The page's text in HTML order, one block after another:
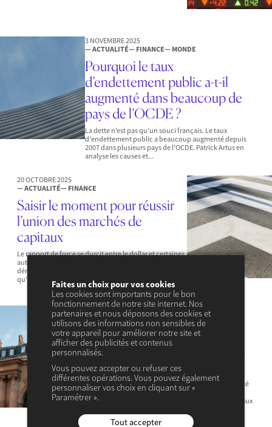
3 NOVEMBRE 2025
— ACTUALITÉ— FINANCE— MONDE
Pourquoi le taux
d’endettement public a-t-il
augmenté dans beaucoup de
pays de l’OCDE ?
La dette n’est pas qu’un souci français. Le taux
d'endettement public a beaucoup augmenté depuis
2007 dans plusieurs pays de l'OCDE. Patrick Artus en
analyse les causes et...
20 OCTOBRE 2025
— ACTUALITÉ— FINANCE
Saisir le moment pour réussir
l’union des marchés de
capitaux
Le rapport de force se durcit entre le dollar et certaines
autres monnaies, dont l'euro. Pour éviter tout
dérapage et sortie de route, Jean-Paul Pollin estime
qu'il est...
13 OCTOBRE 2025
— ACTUALITÉ— FINANCE
Discours du « nouveau »
Premier ministre aux marchés
boursiers
Dans un contexte d’instabilité politique et de fébrilité
des marchés, Jean-Paul Betbeze prend la place d'un
nouveau Premier ministre s’adressant directement aux
Faites un choix pour vos cookies
Les cookies sont importants pour le bon
fonctionnement de notre site internet. Nos
partenaires et nous déposons des cookies et
utilisons des informations non sensibles de
votre appareil pour améliorer notre site et
afficher des publicités et contenus
personnalisés.
Vous pouvez accepter ou refuser ces
différentes opérations. Vous pouvez également
personnaliser vos choix en cliquant sur «
Paramétrer ».
Tout accepter